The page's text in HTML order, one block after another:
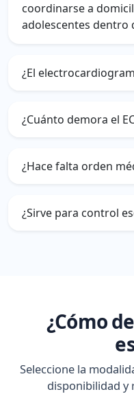
coordinarse a
adolescentes dentro
¿El
¿Cuánto demora el
¿Hace falta orden
¿Sirve para control
¿Cómo
Seleccione la
disponibilidad y